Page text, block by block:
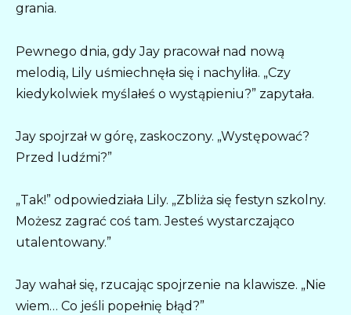
grania.
Pewnego dnia, gdy Jay pracował nad nową
melodią, Lily uśmiechnęła się i nachyliła. „Czy
kiedykolwiek myślałeś o wystąpieniu?” zapytała.
Jay spojrzał w górę, zaskoczony. „Występować?
Przed ludźmi?”
„Tak!” odpowiedziała Lily. „Zbliża się festyn szkolny.
Możesz zagrać coś tam. Jesteś wystarczająco
utalentowany.”
Jay wahał się, rzucając spojrzenie na klawisze. „Nie
wiem… Co jeśli popełnię błąd?”